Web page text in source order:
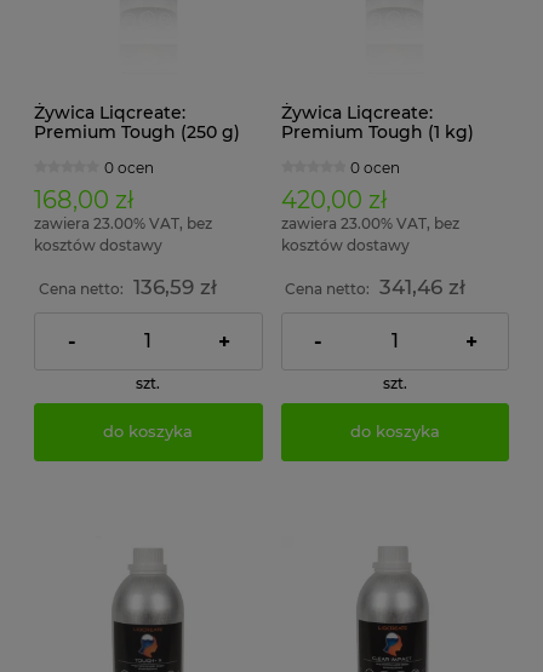
Żywica Liqcreate:
Premium Tough (250 g)
0 ocen
168,00 zł
zawiera 23.00% VAT, bez
kosztów dostawy
Cena netto: 136,59 zł
- +
szt.
do koszyka
Żywica Liqcreate:
Premium Tough (1 kg)
0 ocen
420,00 zł
zawiera 23.00% VAT, bez
kosztów dostawy
Cena netto: 341,46 zł
- +
szt.
do koszyka